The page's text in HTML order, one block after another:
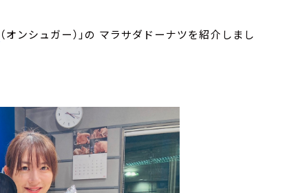
（オンシュガー）」の マラサダドーナツを紹介しまし